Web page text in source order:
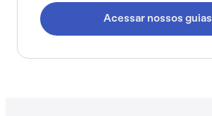
Acessar nossos guias